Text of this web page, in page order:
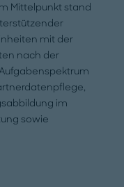
Mittelpunkt stand
mit der
nach der
im
sowie